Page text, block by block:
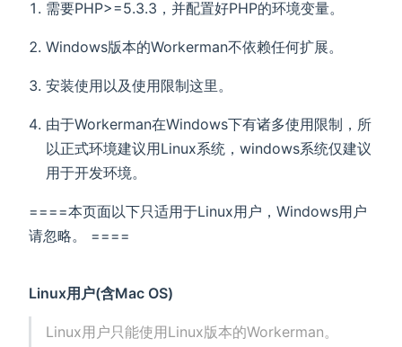
需要PHP>=5.3.3，并配置好PHP的环境变量。
Windows版本的Workerman不依赖任何扩展。
安装使用以及使用限制这里。
由于Workerman在Windows下有诸多使用限制，所
以正式环境建议用Linux系统，windows系统仅建议
用于开发环境。
====本页面以下只适用于Linux用户，Windows用户
请忽略。 ====
Linux用户(含Mac OS)
Linux用户只能使用Linux版本的Workerman。